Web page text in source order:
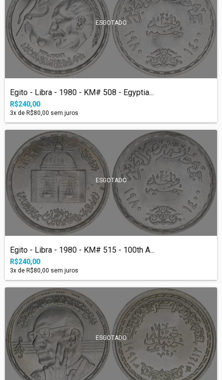
ESGOTADO
Egito - Libra - 1980 - KM# 508 - Egyptia...
R$240,00
3x de R$80,00 sem juros
ESGOTADO
Egito - Libra - 1980 - KM# 515 - 100th A...
R$240,00
3x de R$80,00 sem juros
ESGOTADO